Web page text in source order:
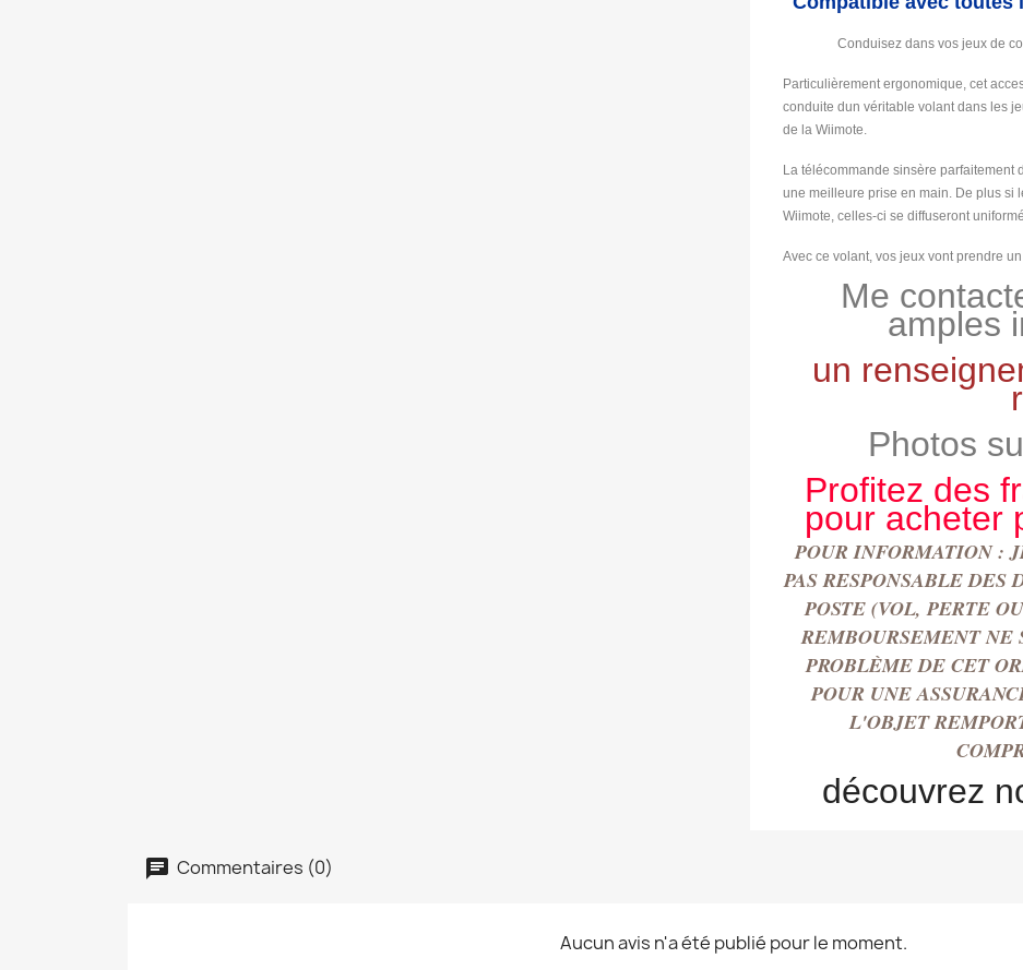
Conduisez dans vos jeux de
Particulièrement ergonomique, cet
conduite dun véritable volant dans les
de la Wiimote.
La télécommande sinsère parfaitement
une meilleure prise en main. De plus si
Wiimote, celles-ci se diffuseront
Avec ce volant, vos jeux vont prendre
Me
amples
un
Photos
Profitez des
pour acheter
POUR INFORMATION :
PAS RESPONSABLE DES
POSTE (VOL, PERTE
REMBOURSEMENT NE
PROBLÈME DE CET
POUR UNE
L'OBJET
découvrez
Commentaires (0)
Aucun avis n'a été publié pour le moment.